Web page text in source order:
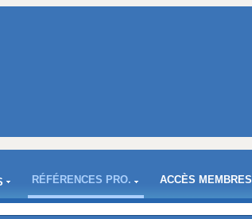
RÉFÉRENCES PRO. ACCÈS MEMBRES